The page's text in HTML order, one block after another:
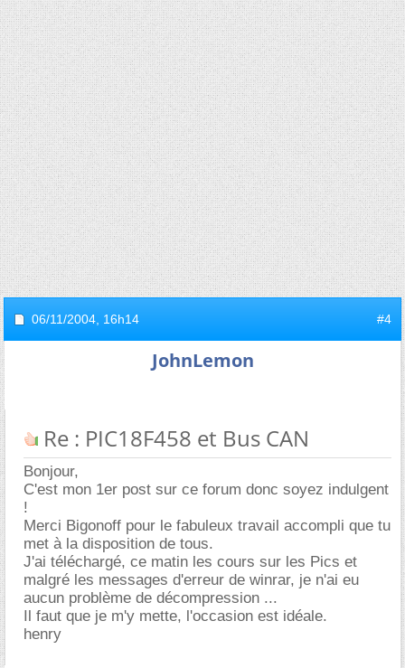
06/11/2004, 16h14 #4
JohnLemon
Re : PIC18F458 et Bus CAN
Bonjour,
C'est mon 1er post sur ce forum donc soyez indulgent
!
Merci Bigonoff pour le fabuleux travail accompli que tu
met à la disposition de tous.
J'ai téléchargé, ce matin les cours sur les Pics et
malgré les messages d'erreur de winrar, je n'ai eu
aucun problème de décompression ...
Il faut que je m'y mette, l'occasion est idéale.
henry